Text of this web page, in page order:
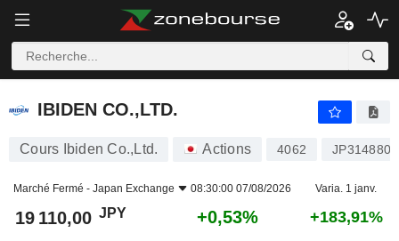
IBIDEN CO.,LTD.
IBIDEN CO.,LTD.
Cours Ibiden Co.,Ltd. Actions 4062
Marché Fermé - Japan Exchange 08:30:00 07/08/2026 Varia. 1 janv.
19 110,00 JPY +0,53% +183,91%